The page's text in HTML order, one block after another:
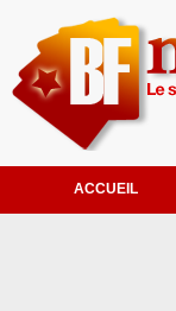
ACCUEIL